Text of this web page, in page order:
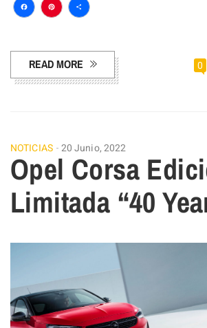
Facebook
Pinterest
Compartir
READ MORE 0
NOTICIAS 20 Junio, 2022
Opel Corsa
Limitada “40